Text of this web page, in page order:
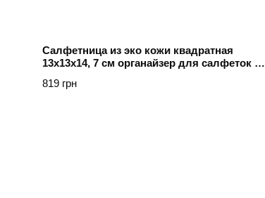
Салфетница из эко кожи квадратная
13х13х14, 7 см органайзер для салфеток на
819 грн